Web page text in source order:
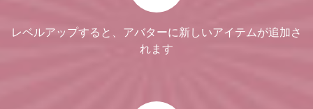
レベルアップすると、アバターに新しいアイテムが追加さ
れます